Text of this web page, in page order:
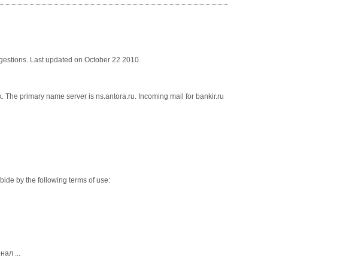
Last updated on October 22 2010.
primary name server is ns.antora.ru. Incoming mail for bankir.ru
by the following terms of use:
...